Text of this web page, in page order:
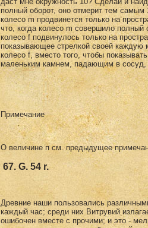
полный оборот, оно отмерит тем самым
колесо m продвинется только на
что, когда колесо m совершило полный
колесо f подвинулось только на
показывающее стрелкой своей каждую
колесо f, вместо того, чтобы
маленьким камнем, падающим в сосуд,
Примечание
О величине п см. предыдущее
67. G. 54 r.
Древние наши пользовались
каждый час; среди них Витрувий
ошибочен вместе с прочими; и это -